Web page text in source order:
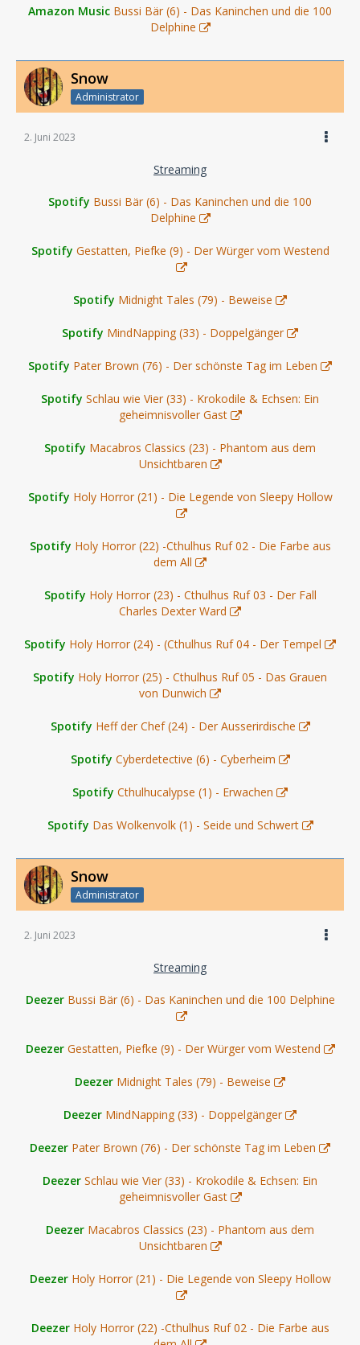
Amazon Music Bussi Bär (6) - Das Kaninchen und die 100
Delphine
Snow
Administrator
2. Juni 2023
Streaming
Spotify Bussi Bär (6) - Das Kaninchen und die 100
Delphine
Spotify Gestatten, Piefke (9) - Der Würger vom Westend
Spotify Midnight Tales (79) - Beweise
Spotify MindNapping (33) - Doppelgänger
Spotify Pater Brown (76) - Der schönste Tag im Leben
Spotify Schlau wie Vier (33) - Krokodile & Echsen: Ein
geheimnisvoller Gast
Spotify Macabros Classics (23) - Phantom aus dem
Unsichtbaren
Spotify Holy Horror (21) - Die Legende von Sleepy Hollow
Spotify Holy Horror (22) -Cthulhus Ruf 02 - Die Farbe aus
dem All
Spotify Holy Horror (23) - Cthulhus Ruf 03 - Der Fall
Charles Dexter Ward
Spotify Holy Horror (24) - (Cthulhus Ruf 04 - Der Tempel
Spotify Holy Horror (25) - Cthulhus Ruf 05 - Das Grauen
von Dunwich
Spotify Heff der Chef (24) - Der Ausserirdische
Spotify Cyberdetective (6) - Cyberheim
Spotify Cthulhucalypse (1) - Erwachen
Spotify Das Wolkenvolk (1) - Seide und Schwert
Snow
Administrator
2. Juni 2023
Streaming
Deezer Bussi Bär (6) - Das Kaninchen und die 100 Delphine
Deezer Gestatten, Piefke (9) - Der Würger vom Westend
Deezer Midnight Tales (79) - Beweise
Deezer MindNapping (33) - Doppelgänger
Deezer Pater Brown (76) - Der schönste Tag im Leben
Deezer Schlau wie Vier (33) - Krokodile & Echsen: Ein
geheimnisvoller Gast
Deezer Macabros Classics (23) - Phantom aus dem
Unsichtbaren
Deezer Holy Horror (21) - Die Legende von Sleepy Hollow
Deezer Holy Horror (22) -Cthulhus Ruf 02 - Die Farbe aus